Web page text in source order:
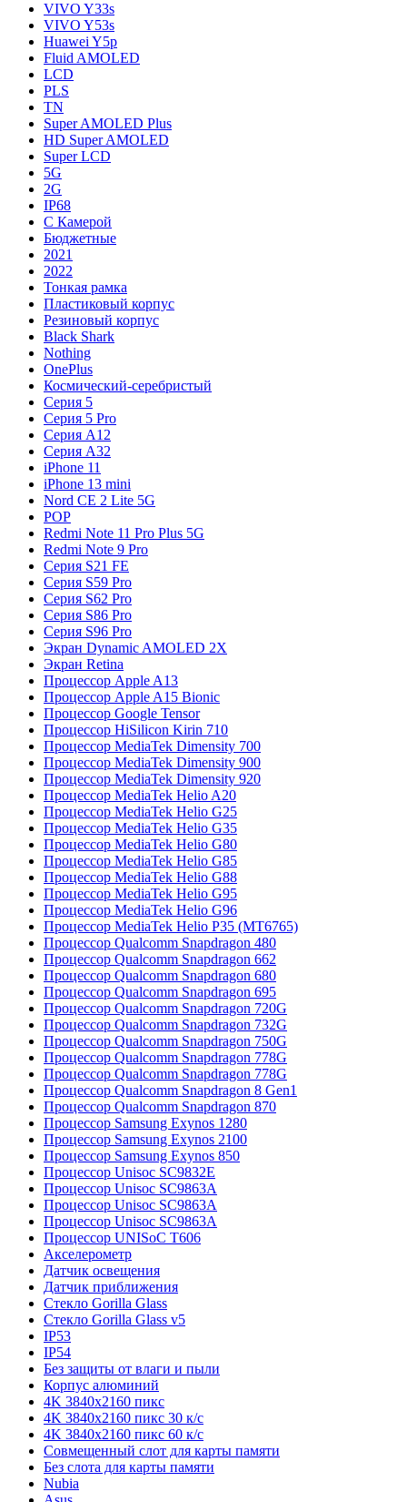
VIVO Y33s
VIVO Y53s
Huawei Y5p
Fluid AMOLED
LCD
PLS
TN
Super AMOLED Plus
HD Super AMOLED
Super LCD
5G
2G
IP68
С Камерой
Бюджетные
2021
2022
Тонкая рамка
Пластиковый корпус
Резиновый корпус
Black Shark
Nothing
OnePlus
Космический-серебристый
Серия 5
Серия 5 Pro
Серия A12
Серия A32
iPhone 11
iPhone 13 mini
Nord CE 2 Lite 5G
POP
Redmi Note 11 Pro Plus 5G
Redmi Note 9 Pro
Серия S21 FE
Серия S59 Pro
Серия S62 Pro
Серия S86 Pro
Серия S96 Pro
Экран Dynamic AMOLED 2X
Экран Retina
Процессор Apple A13
Процессор Apple A15 Bionic
Процессор Google Tensor
Процессор HiSilicon Kirin 710
Процессор MediaTek Dimensity 700
Процессор MediaTek Dimensity 900
Процессор MediaTek Dimensity 920
Процессор MediaTek Helio A20
Процессор MediaTek Helio G25
Процессор MediaTek Helio G35
Процессор MediaTek Helio G80
Процессор MediaTek Helio G85
Процессор MediaTek Helio G88
Процессор MediaTek Helio G95
Процессор MediaTek Helio G96
Процессор MediaTek Helio P35 (MT6765)
Процессор Qualcomm Snapdragon 480
Процессор Qualcomm Snapdragon 662
Процессор Qualcomm Snapdragon 680
Процессор Qualcomm Snapdragon 695
Процессор Qualcomm Snapdragon 720G
Процессор Qualcomm Snapdragon 732G
Процессор Qualcomm Snapdragon 750G
Процессор Qualcomm Snapdragon 778G
Процессор Qualcomm Snapdragon 778G
Процессор Qualcomm Snapdragon 8 Gen1
Процессор Qualcomm Snapdragon 870
Процессор Samsung Exynos 1280
Процессор Samsung Exynos 2100
Процессор Samsung Exynos 850
Процессор Unisoc SC9832E
Процессор Unisoc SC9863A
Процессор Unisoc SC9863A
Процессор Unisoc SC9863A
Процессор UNISoC T606
Акселерометр
Датчик освещения
Датчик приближения
Стекло Gorilla Glass
Стекло Gorilla Glass v5
IP53
IP54
Без защиты от влаги и пыли
Корпус алюминий
4K 3840x2160 пикс
4K 3840x2160 пикс 30 к/с
4K 3840x2160 пикс 60 к/с
Совмещенный слот для карты памяти
Без слота для карты памяти
Nubia